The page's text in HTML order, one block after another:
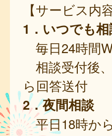
【サービス内容
1．いつでも
毎日24時間
相談受付後
ら回答送付
2．夜間相談
平日18時から